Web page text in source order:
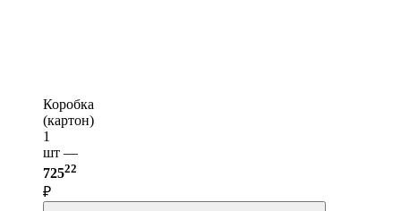
Коробка
(картон)
1
шт —
72522
₽